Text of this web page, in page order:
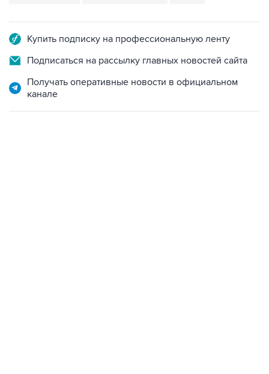
Купить подписку на профессиональную ленту
Подписаться на рассылку главных новостей сайта
Получать оперативные новости в официальном
канале